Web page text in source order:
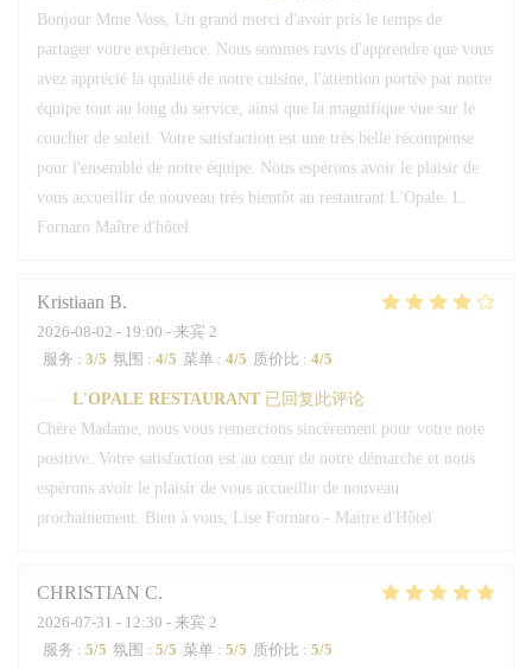
Bonjour Mme Voss, Un grand merci d'avoir pris le temps de
partager votre expérience. Nous sommes ravis d'apprendre que vous
avez apprécié la qualité de notre cuisine, l'attention portée par notre
équipe tout au long du service, ainsi que la magnifique vue sur le
coucher de soleil. Votre satisfaction est une très belle récompense
pour l'ensemble de notre équipe. Nous espérons avoir le plaisir de
vous accueillir de nouveau très bientôt au restaurant L'Opale. L.
Fornaro Maître d'hôtel
Kristiaan B
2026-08-02 - 19:00 - 来宾 2
服务 : 3/5 氛围 : 4/5 菜单 : 4/5 质价比 : 4/5
L'OPALE RESTAURANT 已回复此评论
Chère Madame, nous vous remercions sincèrement pour votre note
positive. Votre satisfaction est au cœur de notre démarche et nous
espérons avoir le plaisir de vous accueillir de nouveau
prochainement. Bien à vous, Lise Fornaro - Maitre d'Hôtel
CHRISTIAN C
2026-07-31 - 12:30 - 来宾 2
服务 : 5/5 氛围 : 5/5 菜单 : 5/5 质价比 : 5/5